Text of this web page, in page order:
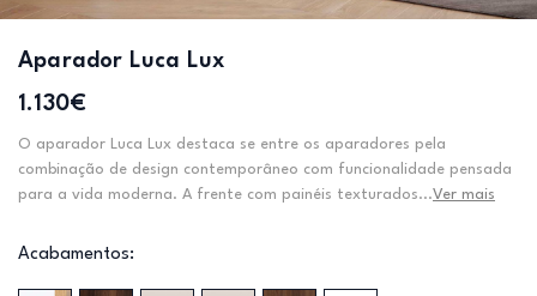
Aparador Luca Lux
1.130€
O aparador Luca Lux destaca se entre os aparadores pela
combinação de design contemporâneo com funcionalidade pensada
para a vida moderna. A frente com painéis texturados...Ver mais
Acabamentos: